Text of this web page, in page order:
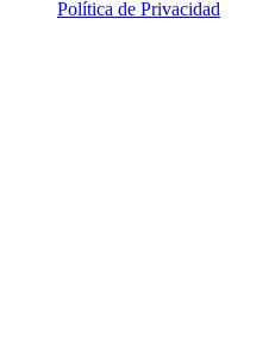
Política de Privacidad